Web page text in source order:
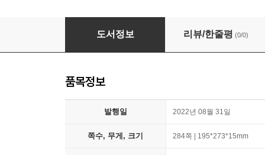
코리안 티처 (큰글자도서)
도서정보 리뷰/한줄평 (0/0)
품목정보
발행일 2022년 08월 31일
쪽수, 무게, 크기 284쪽 | 195*273*15mm